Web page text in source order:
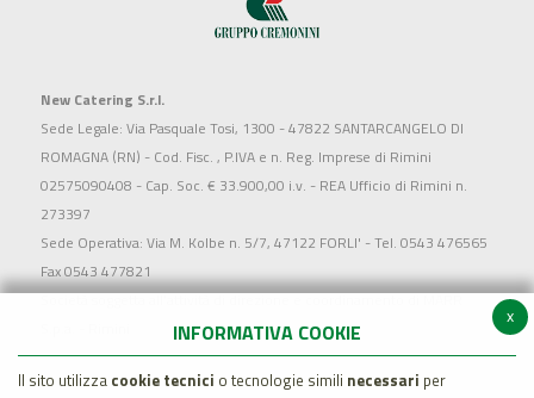
New Catering S.r.l.
Sede Legale: Via Pasquale Tosi, 1300 - 47822 SANTARCANGELO DI
ROMAGNA (RN) - Cod. Fisc. , P.IVA e n. Reg. Imprese di Rimini
02575090408 - Cap. Soc. € 33.900,00 i.v. - REA Ufficio di Rimini n.
273397
Sede Operativa: Via M. Kolbe n. 5/7, 47122 FORLI' - Tel. 0543 476565
Fax 0543 477821
Società soggetta all'attività di direzione e coordinamento di MARR
x
INFORMATIVA COOKIE
Il sito utilizza cookie tecnici o tecnologie simili necessari per